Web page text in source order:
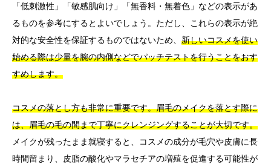
「低刺激性」「敏感肌向け」「無香料・無着色」などの表示があ
るものを参考にするとよいでしょう。ただし、これらの表示が絶
対的な安全性を保証するものではないため、 新しいコスメを使い
始める際は少量を腕の内側などでパッチテストを行うことをおす
すめします。
コスメの落とし方も非常に重要です。眉毛のメイクを落とす際に
は、眉毛の毛の間まで丁寧にクレンジングすることが大切です。
メイクが残ったまま就寝すると、コスメの成分が毛穴や皮膚に長
時間留まり、皮脂の酸化やマラセチアの増殖を促進する可能性が